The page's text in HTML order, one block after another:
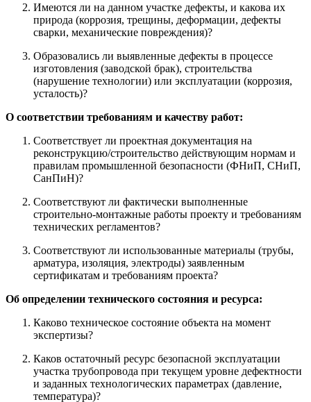
Имеются ли на данном участке дефекты, и какова их
природа (коррозия, трещины, деформации, дефекты
сварки, механические повреждения)?
Образовались ли выявленные дефекты в процессе
изготовления (заводской брак), строительства
(нарушение технологии) или эксплуатации (коррозия,
усталость)?
О соответствии требованиям и качеству работ:
Соответствует ли проектная документация на
реконструкцию/строительство действующим нормам и
правилам промышленной безопасности (ФНиП, СНиП,
СанПиН)?
Соответствуют ли фактически выполненные
строительно-монтажные работы проекту и требованиям
технических регламентов?
Соответствуют ли использованные материалы (трубы,
арматура, изоляция, электроды) заявленным
сертификатам и требованиям проекта?
Об определении технического состояния и ресурса:
Каково техническое состояние объекта на момент
экспертизы?
Каков остаточный ресурс безопасной эксплуатации
участка трубопровода при текущем уровне дефектности
и заданных технологических параметрах (давление,
температура)?